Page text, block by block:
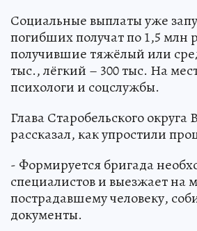
Социальные выплаты уже
погибших получат по 1,5 млн
получившие тяжёлый или
тыс., лёгкий – 300 тыс. На
психологи и соцслужбы.
Глава Старобельского
рассказал, как упростили
- Формируется бригада
специалистов и выезжает на
пострадавшему человеку,
документы.